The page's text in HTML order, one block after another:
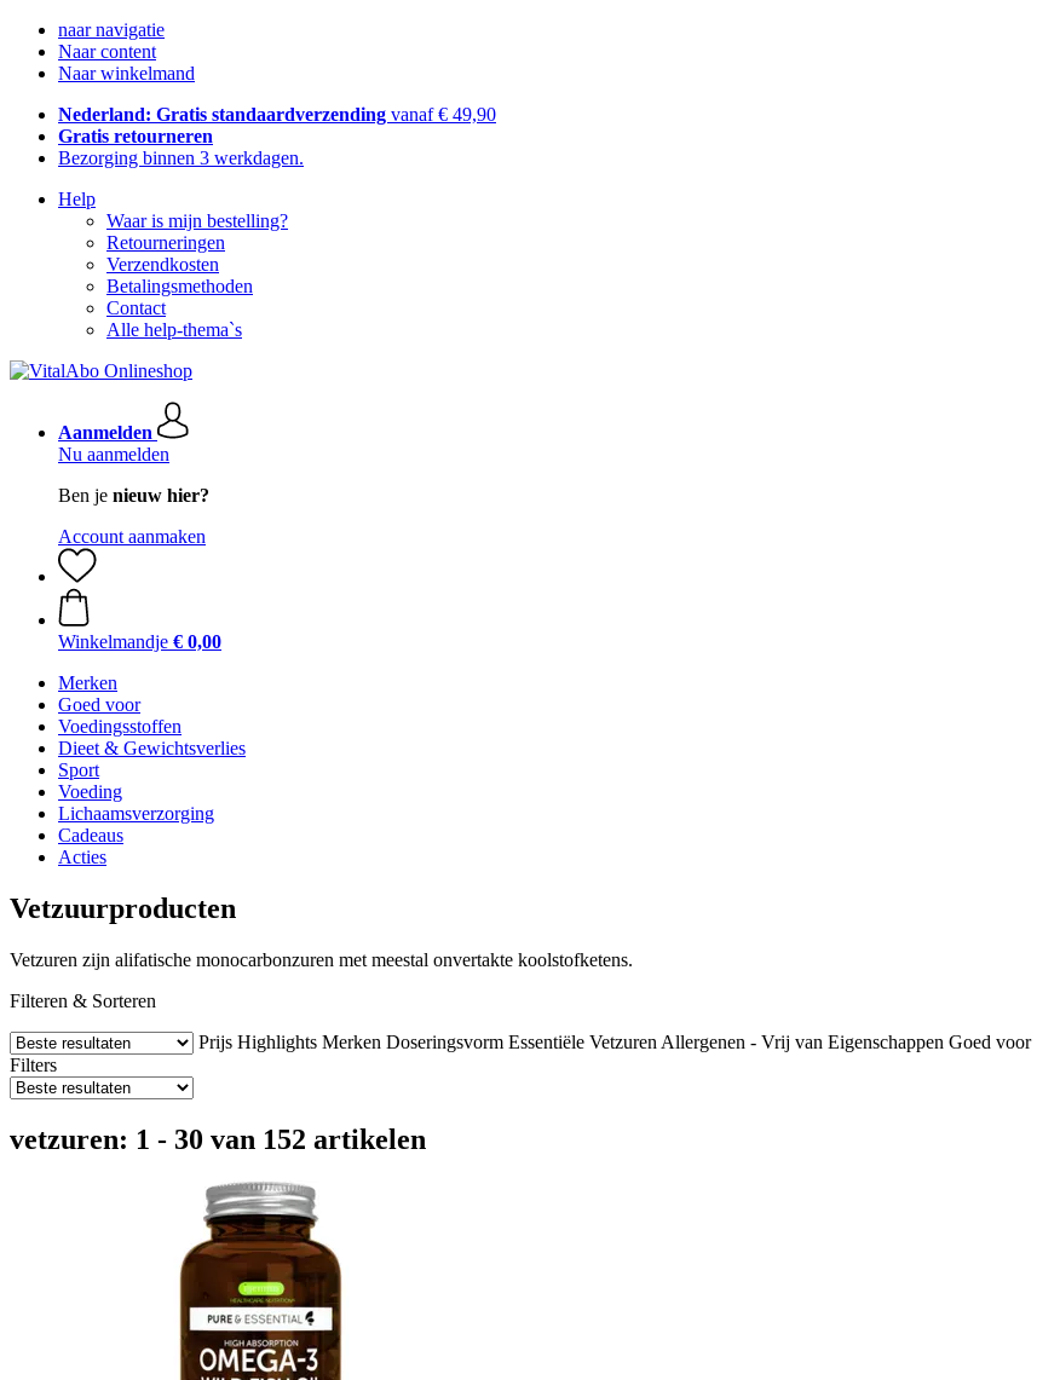
naar navigatie
Naar content
Naar winkelmand
Nederland: Gratis standaardverzending vanaf € 49,90
Gratis retourneren
Bezorging binnen 3 werkdagen.
Help
Waar is mijn bestelling?
Retourneringen
Verzendkosten
Betalingsmethoden
Contact
Alle help-thema`s
Aanmelden
Nu aanmelden
Ben je nieuw hier?
Account aanmaken
Winkelmandje € 0,00
Merken
Goed voor
Voedingsstoffen
Dieet & Gewichtsverlies
Sport
Voeding
Lichaamsverzorging
Cadeaus
Acties
Vetzuurproducten
Vetzuren zijn alifatische monocarbonzuren met meestal onvertakte koolstofketens.
Filteren & Sorteren
Prijs Highlights Merken Doseringsvorm Essentiële Vetzuren Allergenen - Vrij van Eigenschappen Goed voor
Filters
vetzuren: 1 - 30 van 152 artikelen